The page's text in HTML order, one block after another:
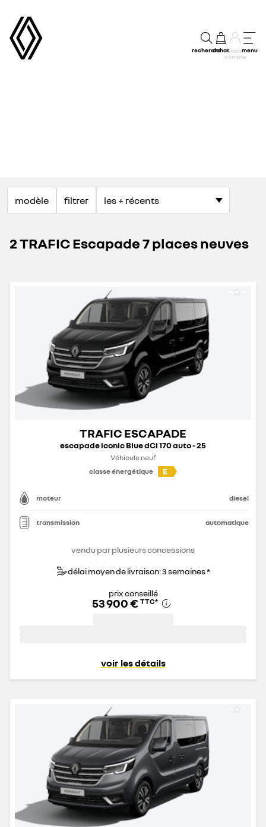
rechercheachatmon
compte
menu
modèle filtrer
2 TRAFIC Escapade 7 places neuves
TRAFIC ESCAPADE
escapade iconic Blue dCi 170 auto - 25
Véhicule neuf
classe énergétique
E
moteur diesel
transmission automatique
vendu par plusieurs concessions
délai moyen de livraison: 3 semaines *
prix conseillé
53 900 € TTC*
voir les détails